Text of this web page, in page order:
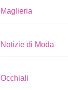
Maglieria
Notizie di Moda
Occhiali